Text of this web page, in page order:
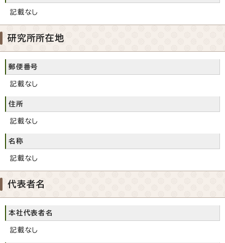
記載なし
研究所所在地
郵便番号
記載なし
住所
記載なし
名称
記載なし
代表者名
本社代表者名
記載なし